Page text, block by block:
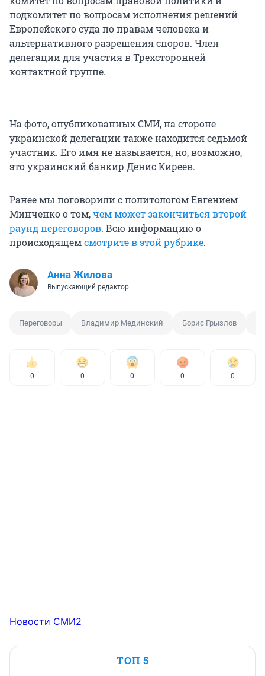
подкомитет по вопросам исполнения решений
Европейского суда по правам человека и
альтернативного разрешения споров. Член
делегации для участия в Трехсторонней
контактной группе.
На фото, опубликованных СМИ, на стороне
украинской делегации также находится седьмой
участник. Его имя не называется, но, возможно,
это украинский банкир Денис Киреев.
Ранее мы поговорили с политологом Евгением
Минченко о том,чем может закончиться второй
раунд переговоров. Всю информацию о
происходящемсмотрите в этой рубрике.
Анна Жилова
Выпускающий редактор
Переговоры Владимир Мединский Борис Грызлов
0 0 0 0 0
Новости СМИ2
ТОП 5